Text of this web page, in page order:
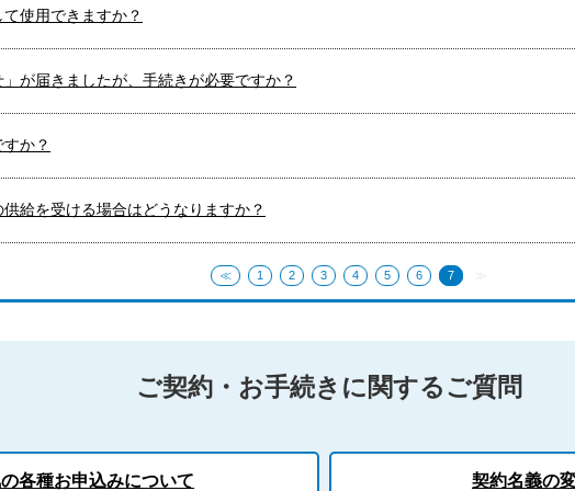
使用できますか？
」が届きましたが、手続きが必要ですか？
か？
給を受ける場合はどうなりますか？
≪ 1 2 3 4 5 6 7
ご契約・お手続きに関するご質問
各種お申込みについて 契約名義の